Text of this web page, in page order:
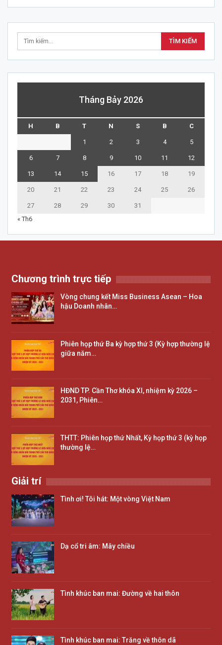
Tháng Bảy 2026
H B T N S B C
1 2 3 4 5
6 7 8 9 10 11 12
13 14 15 16 17 18 19
20 21 22 23 24 25 26
27 28 29 30
31
« Th6
Chương trình trực tiếp
Vòng chung kết Miss Business Asean – Hoa
hậu Doanh nhân…
Phiên họp thứ Ba kỳ hợp thứ 3 (Kỳ hợp thường lệ
giữa năm…
HĐND TP. Cần Thơ khóa XI, nhiệm kỳ 2026 –
2031, Phiên…
THTT: Phiên họp thứ Nhất, Kỳ họp thứ 3 (kỳ họp
thường lệ…
Giải trí
Tình ơi! Tôi hát: Một vòng Việt Nam
Dạ cổ tri âm: Mây chiều
Tình khúc ban mai: Đường về hai thôn
Tình khúc ban mai: Trăng về thôn dã